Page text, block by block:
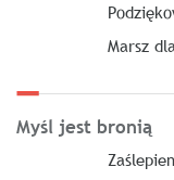
Marsz
Myśl jest bronią